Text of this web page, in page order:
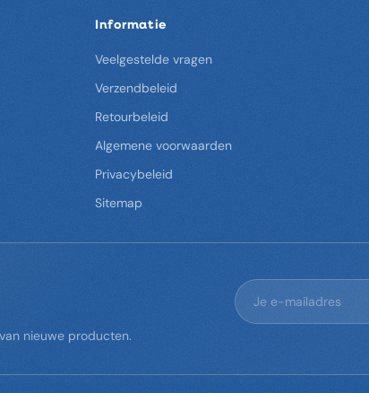
Informatie
Veelgestelde vragen
Verzendbeleid
Retourbeleid
Algemene voorwaarden
Privacybeleid
Sitemap
nieuwe producten.